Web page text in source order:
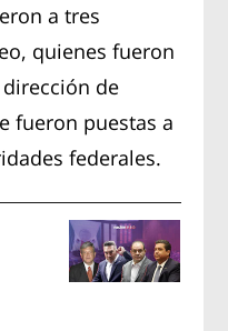
a tres
quienes fueron
de
fueron puestas a
federales.